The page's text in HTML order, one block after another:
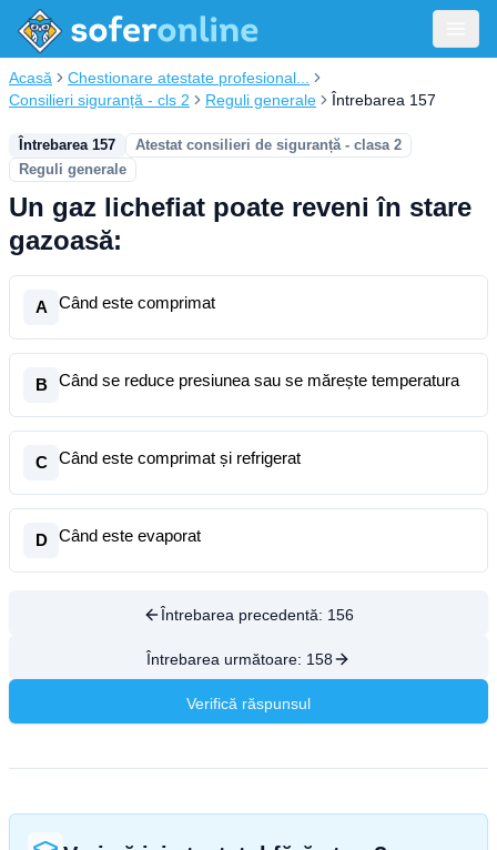
Acasă
Chestionare atestate profesional...
Consilieri siguranță - cls 2
Reguli generale Întrebarea 157
Întrebarea 157
Atestat consilieri de siguranță - clasa 2
Reguli generale
Un gaz lichefiat poate reveni în stare
gazoasă:
A Când este comprimat
B Când se reduce presiunea sau se mărește temperatura
C Când este comprimat și refrigerat
D Când este evaporat
Întrebarea precedentă: 156
Întrebarea următoare: 158
Verifică răspunsul